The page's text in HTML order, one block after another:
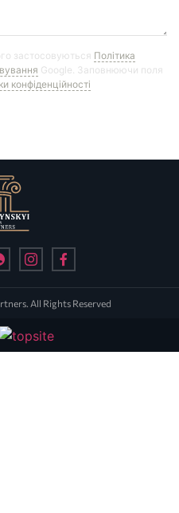
застосовуються Політика
Google. Заповнюючи поля
конфіденційності
All Rights Reserved